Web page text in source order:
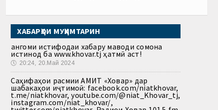
ХАБАРҲОИ МУҲИМТАРИН
Ҳангоми истифодаи хабару маводи сомона
истинод ба www.khovar.tj ҳатмӣ аст!
🕔 20:24, 20.Май 2024
Саҳифаҳои расмии АМИТ «Ховар» дар
шабакаҳои иҷтимоӣ: facebook.com/niatkhovar,
t.me/niatkhovar, youtube.com/@niat_Khovar_tj,
instagram.com/niat_khovar/,